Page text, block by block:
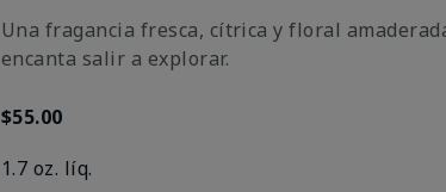
Una fragancia fresca, cítrica y floral
encanta salir a explorar.
$55.00
1.7 oz. líq.